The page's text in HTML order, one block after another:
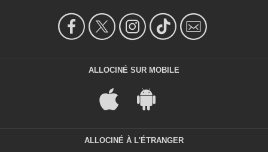
ALLOCINÉ SUR MOBILE
ALLOCINÉ À L'ÉTRANGER